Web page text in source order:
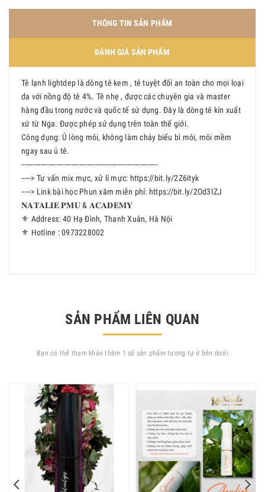
THÔNG TIN SẢN PHẨM
ĐÁNH GIÁ SẢN PHẨM
Tê lạnh lightdep là dòng tê kem , tê tuyệt đối an toàn cho mọi loại
da với nồng độ tê 4%. Tê nhẹ , được các chuyên gia và master
hàng đầu trong nước và quốc tế sử dụng. Đây là dòng tê kín xuất
xứ từ Nga. Được phép sử dụng trên toàn thế giới.
Công dụng: Ủ lòng môi, không làm cháy biểu bì môi, môi mềm
ngay sau ủ tê.
-----------------------------------------------------------------------
-----> Tư vấn mix mực, xử lí mực: https://bit.ly/2Z6ityk
-----> Link bài học Phun xăm miễn phí: https://bit.ly/2Od3IZJ
𝐍𝐀𝐓𝐀𝐋𝐈𝐄 𝐏𝐌𝐔 & 𝐀𝐂𝐀𝐃𝐄𝐌𝐘
⚜️ Address: 40 Hạ Đình, Thanh Xuân, Hà Nội
⚜️ Hotline : 0973228002
SẢN PHẨM LIÊN QUAN
Bạn có thể tham khảo thêm 1 số sản phẩm tương tự ở bên dưới